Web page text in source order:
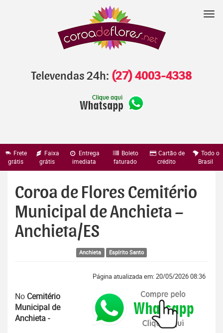
Televendas 24h: (27) 4003-4338
Frete
grátis
Faixa
grátis
Entrega
imediata
Boleto
faturado
Cartão de
crédito
Todo o
Brasil
Coroa de Flores Cemitério
Municipal de Anchieta –
Anchieta/ES
Anchieta Espírito Santo
Página atualizada em: 20/05/2026 08:36
No Cemitério
Municipal de
Anchieta -